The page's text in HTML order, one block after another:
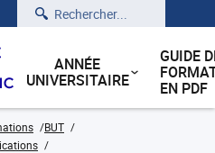
Rechercher
ANNÉE
UNIVERSITAIRE
GUIDE
EN PDF
BUT